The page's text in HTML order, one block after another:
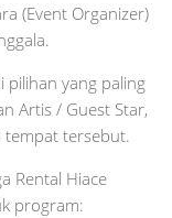
(Event Organizer)
pilihan yang paling
Artis / Guest Star,
tempat tersebut.
Rental Hiace
program: